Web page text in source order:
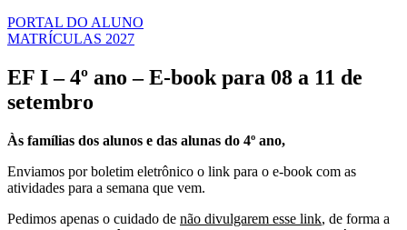
PORTAL DO ALUNO
MATRÍCULAS 2027
EF I – 4º ano – E-book para 08 a 11 de
setembro
Às famílias dos alunos e das alunas do 4º ano,
Enviamos por boletim eletrônico o link para o e-book com as
atividades para a semana que vem.
Pedimos apenas o cuidado de não divulgarem esse link, de forma a